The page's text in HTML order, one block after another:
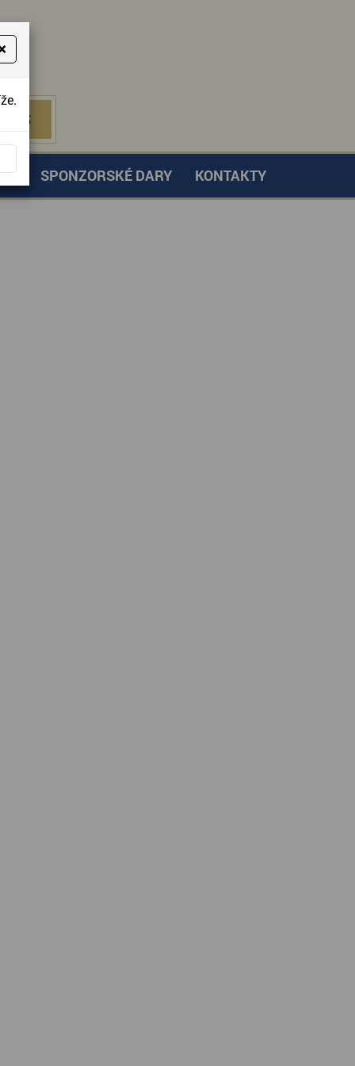
SPONZORSKÉ DARY KONTAKTY